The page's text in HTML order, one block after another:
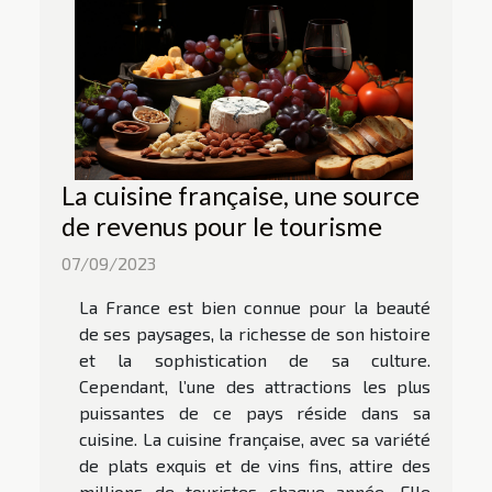
La cuisine française, une source
de revenus pour le tourisme
07/09/2023
La France est bien connue pour la beauté
de ses paysages, la richesse de son histoire
et la sophistication de sa culture.
Cependant, l’une des attractions les plus
puissantes de ce pays réside dans sa
cuisine. La cuisine française, avec sa variété
de plats exquis et de vins fins, attire des